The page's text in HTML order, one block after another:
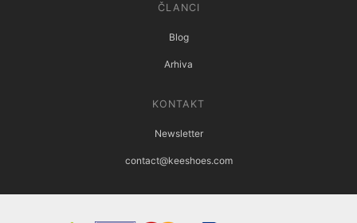
ČLANCI
Blog
Arhiva
KONTAKT
Newsletter
contact@keeshoes.com